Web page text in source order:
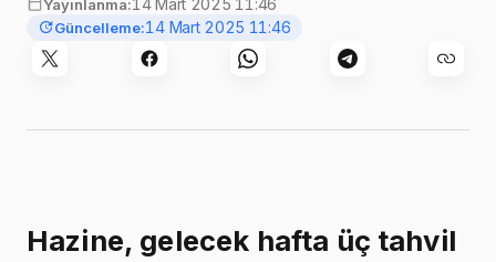
Yayınlanma:
Güncelleme:14 Mart 2025 11:46
Hazine, gelecek hafta üç tahvil